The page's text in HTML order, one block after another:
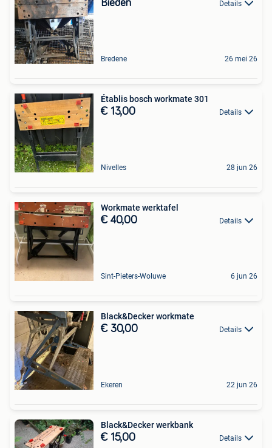
Bieden Details
Bredene 26 mei 26
Établis bosch workmate 301
€ 13,00 Details
Nivelles 28 jun 26
Workmate werktafel
€ 40,00 Details
Sint-Pieters-Woluwe 6 jun 26
Black&Decker workmate
€ 30,00 Details
Ekeren 22 jun 26
Black&Decker werkbank
€ 15,00 Details